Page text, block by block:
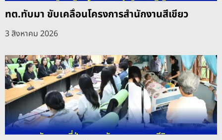
ทต.ทับมา ขับเคลื่อนโครงการสำนักงานสีเขียว
3 สิงหาคม 2026